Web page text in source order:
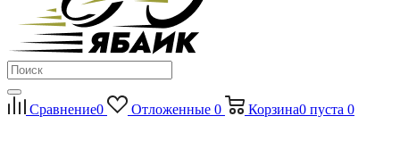
Сравнение0 Отложенные 0 Корзина0 пуста 0